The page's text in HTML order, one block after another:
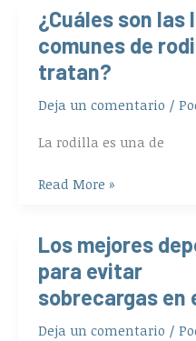
¿Cuáles son las
comunes de
tratan?
Deja un comentario /
La rodilla es una de
¿Cuáles
son
las
lesiones
más
de
¿Cómo
tratan?
Read More »
Los mejores
para evitar
sobrecargas en
Deja un comentario /
Los
mejores
deportes
y
ejercicios